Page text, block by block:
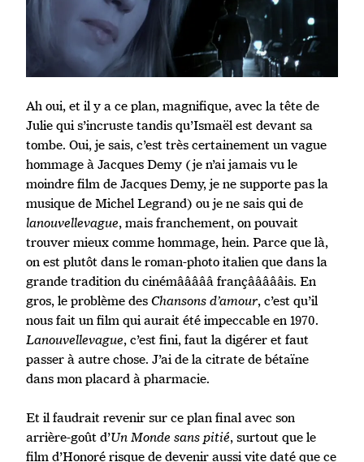
Ah oui, et il y a ce plan, magnifique, avec la tête de
Julie qui s’incruste tandis qu’Ismaël est devant sa
tombe. Oui, je sais, c’est très certainement un vague
hommage à Jacques Demy (je n’ai jamais vu le
moindre film de Jacques Demy, je ne supporte pas la
musique de Michel Legrand) ou je ne sais qui de
lanouvellevague, mais franchement, on pouvait
trouver mieux comme hommage, hein. Parce que là,
on est plutôt dans le roman-photo italien que dans la
grande tradition du cinémâââââ françâââââis. En
gros, le problème desChansons d’amour, c’est qu’il
nous fait un film qui aurait été impeccable en 1970.
Lanouvellevague, c’est fini, faut la digérer et faut
passer à autre chose. J’ai de la citrate de bétaïne
dans mon placard à pharmacie.
Et il faudrait revenir sur ce plan final avec son
arrière-goût d’Un Monde sans pitié, surtout que le
film d’Honoré risque de devenir aussi vite daté que ce